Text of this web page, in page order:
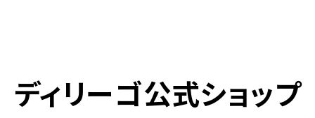
ディリーゴ公式ショップ